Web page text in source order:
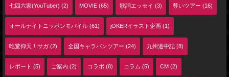
七四六家(YouTuber) (2) MOVIE (65) 歌詞エッセイ (3) 尊いツアー (16)
オールナイトニッポンモバイル (61) jOKERイラスト企画 (1)
吃驚仰天！サガ (2) 全国キャラバンツアー (24) 九州道中記 (8)
レポート (5) ご案内 (2) コラボ (8) コラム (5) CM (2)